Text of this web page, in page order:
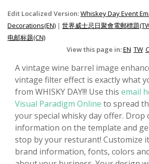
Edit Localized Version:Whiskey Day Event
Decorations(EN) | 世界威士忌日聚會電郵標題
电邮标题(CN)
View this page in:EN TW
A vintage wine barrel image
vintage filter effect is exactly what
from WHISKY DAY!!! Use this email
Visual Paradigm Online to spread
your special whisky day offer. Drop
information on the template and
stop by your resturant! Customize
brand information, fonts, colors